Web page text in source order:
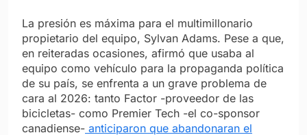
La presión es máxima para el multimillonario
propietario del equipo, Sylvan Adams. Pese a que,
en reiteradas ocasiones, afirmó que usaba al
equipo como vehículo para la propaganda política
de su país, se enfrenta a un grave problema de
cara al 2026: tanto Factor -proveedor de las
bicicletas- como Premier Tech -el co-sponsor
canadiense- anticiparon que abandonaran el